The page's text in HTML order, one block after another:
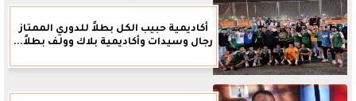
أكاديمية حبيب الكل بطلاً للدوري الممتاز
رجال وسيدات وأكاديمية بلاك وولف بطلاً...